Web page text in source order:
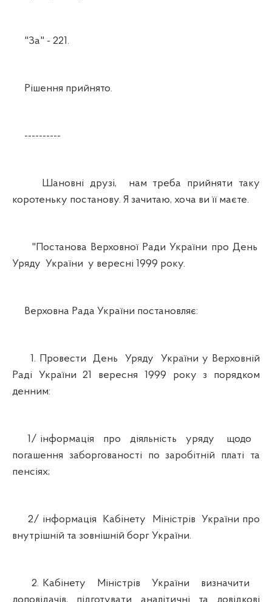
"За" - 221.
Рішення прийнято.
----------
Шановні друзі, нам треба прийняти таку
коротеньку постанову. Я зачитаю, хоча ви її маєте.
"Постанова Верховної Ради України про День
Уряду України у вересні 1999 року.
Верховна Рада України постановляє:
1. Провести День Уряду України у Верховній
Раді України 21 вересня 1999 року з порядком
денним:
1/ інформація про діяльність уряду щодо
погашення заборгованості по заробітній платі та
пенсіях;
2/ інформація Кабінету Міністрів України про
внутрішній та зовнішній борг України.
2. Кабінету Міністрів України визначити
доповідачів, підготувати аналітичні та довідкові